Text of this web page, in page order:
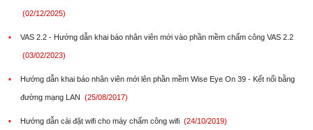
(02/12/2025)
▪ VAS 2.2 - Hướng dẫn khai báo nhân viên mới vào phần mềm chấm công VAS 2.2
(03/02/2023)
▪ Hướng dẫn khai báo nhân viên mới lên phần mềm Wise Eye On 39 - Kết nối bằng
đường mạng LAN (25/08/2017)
▪ Hướng dẫn cài đặt wifi cho máy chấm công wifi (24/10/2019)